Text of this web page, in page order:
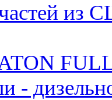
-